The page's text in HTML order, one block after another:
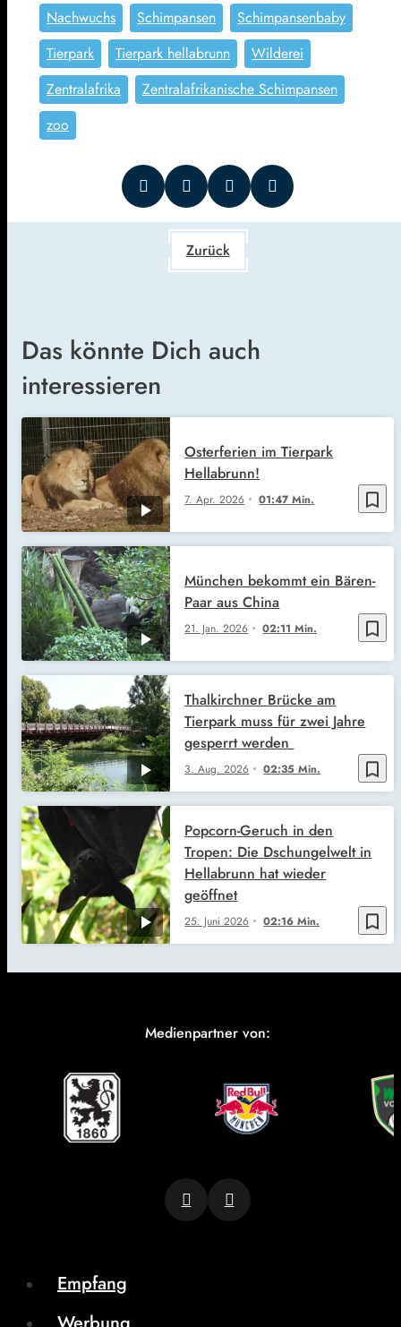
Nachwuchs
Schimpansen
Schimpansenbaby
Tierpark
Tierpark hellabrunn
Wilderei
Zentralafrika
Zentralafrikanische Schimpansen
zoo
Zurück
Das könnte Dich auch
interessieren
bookmark_border
7. Apr. 2026 01:47 Min.
Osterferien im Tierpark
Hellabrunn!
bookmark_border
21. Jan. 2026 02:11 Min.
München bekommt ein Bären-
Paar aus China
bookmark_border
3. Aug. 2026 02:35 Min.
Thalkirchner Brücke am
Tierpark muss für zwei Jahre
gesperrt werden
bookmark_border
25. Juni 2026 02:16 Min.
Popcorn-Geruch in den
Tropen: Die Dschungelwelt in
Hellabrunn hat wieder
geöffnet
Medienpartner von:
Empfang